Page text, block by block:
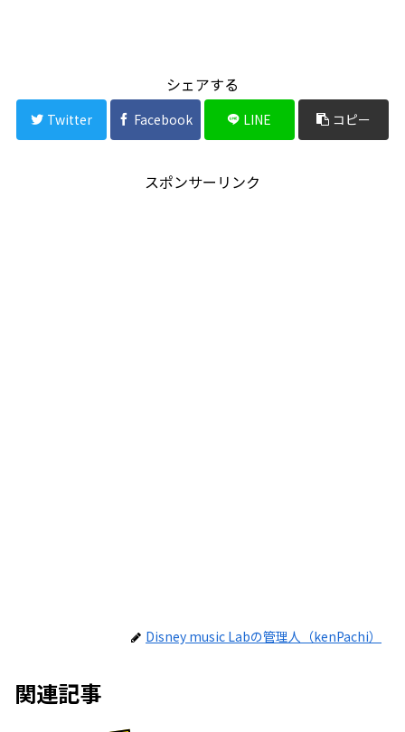
シェアする
Twitter Facebook LINE コピー
スポンサーリンク
Disney music Labの管理人（kenPachi）
関連記事